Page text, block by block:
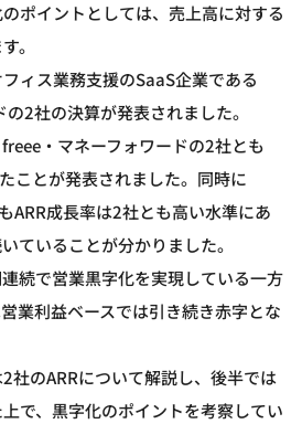
ポイントとしては、売上高に対する
。
ィス業務支援のSaaS企業である
2社の決算が発表されました。
・マネーフォワードの2社とも
ことが発表されました。同時に
ARR成長率は2社とも高い水準にあ
ていることが分かりました。
続で営業黒字化を実現している一方
業利益ベースでは引き続き赤字とな
社のARRについて解説し、後半では
で、黒字化のポイントを考察してい